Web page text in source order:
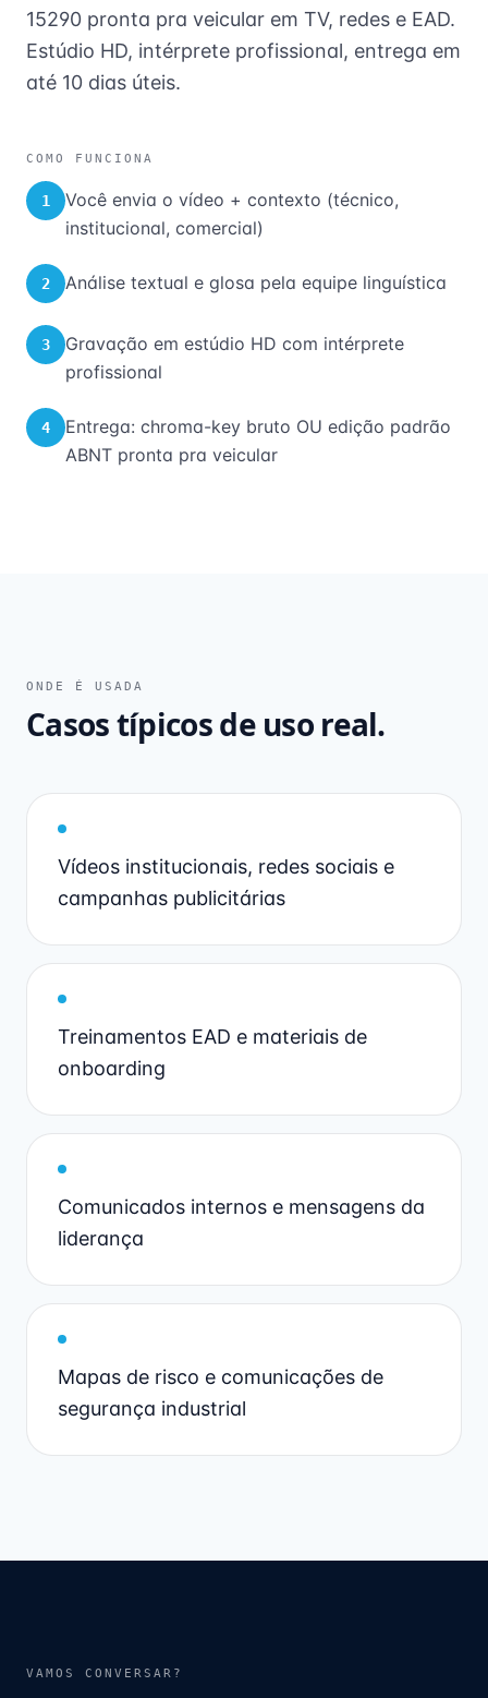
15290 pronta pra veicular em TV, redes e EAD.
Estúdio HD, intérprete profissional, entrega em
até 10 dias úteis.
COMO FUNCIONA
1
Você envia o vídeo + contexto (técnico,
institucional, comercial)
2 Análise textual e glosa pela equipe linguística
3
Gravação em estúdio HD com intérprete
profissional
4
Entrega: chroma-key bruto OU edição padrão
ABNT pronta pra veicular
ONDE É USADA
Casos típicos de uso real.
Vídeos institucionais, redes sociais e
campanhas publicitárias
Treinamentos EAD e materiais de
onboarding
Comunicados internos e mensagens da
liderança
Mapas de risco e comunicações de
segurança industrial
VAMOS CONVERSAR?